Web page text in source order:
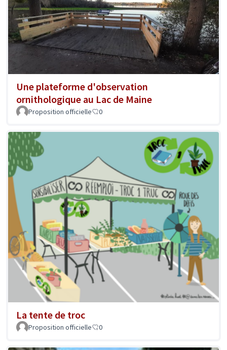
Une plateforme d'observation
ornithologique au Lac de Maine
Proposition officielle 0
La tente de troc
Proposition officielle 0